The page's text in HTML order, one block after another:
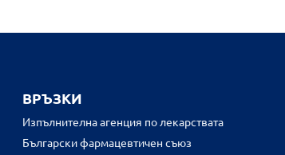
ВРЪЗКИ
Изпълнителна агенция по лекарствата
Български фармацевтичен съюз